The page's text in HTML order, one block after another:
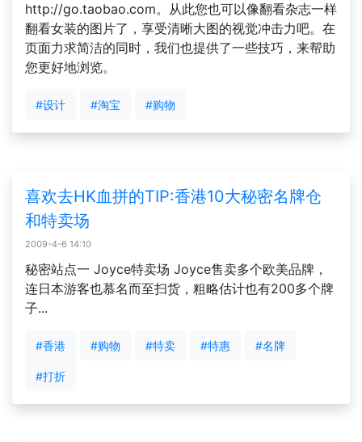
http://go.taobao.com。从此您也可以像翻看杂志一样
翻看女装的图片了，享受清晰大图的视觉冲击力吧。在
页面力求简洁的同时，我们也提供了一些技巧，来帮助
您更好地浏览。
#设计 #淘宝 #购物
喜欢去HK血拼的TIP:香港10大秘密名牌仓
和特卖场
2009-4-6 14:10
秘密站点一 Joyce特卖场 Joyce售卖多个欧美品牌，
连日本游客也慕名而至扫货，粗略估计也有200多个牌
子...
#香港 #购物 #特卖 #特惠 #名牌
#打折